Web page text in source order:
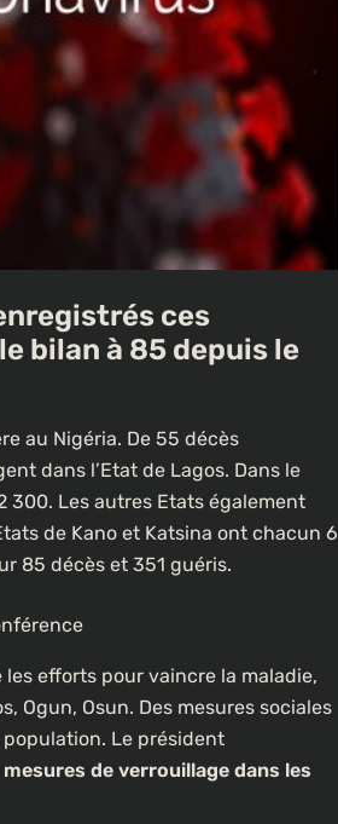
ces
bilan à 85 depuis le
au Nigéria. De 55 décès
dans l’Etat de Lagos. Dans le
300. Les autres Etats également
de Kano et Katsina ont chacun 6
85 décès et 351 guéris.
efforts pour vaincre la maladie,
Ogun, Osun. Des mesures sociales
Le président
de verrouillage dans les